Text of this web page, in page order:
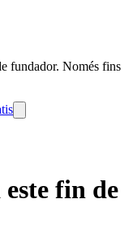
fundador. Només fins
este fin de